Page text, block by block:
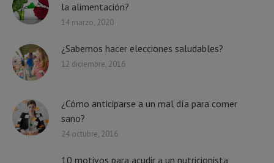
la alimentación?
14 marzo, 2020
¿Sabemos hacer elecciones saludables?
12 diciembre, 2016
¿Cómo anticiparse a un mal día para comer
sano?
24 octubre, 2016
10 motivos para acudir a un nutricionista